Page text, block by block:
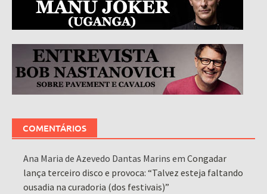
COMENTÁRIOS
Ana Maria de Azevedo Dantas Marins emCongadar
lança terceiro disco e provoca: “Talvez esteja faltando
ousadia na curadoria (dos festivais)”